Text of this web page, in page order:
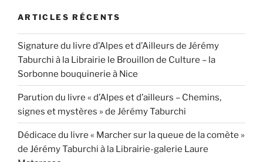
ARTICLES RÉCENTS
Signature du livre d’Alpes et d’Ailleurs de Jérémy
Taburchi à la Librairie le Brouillon de Culture – la
Sorbonne bouquinerie à Nice
Parution du livre « d’Alpes et d’ailleurs – Chemins,
signes et mystères » de Jérémy Taburchi
Dédicace du livre « Marcher sur la queue de la comète »
de Jérémy Taburchi à la Librairie-galerie Laure